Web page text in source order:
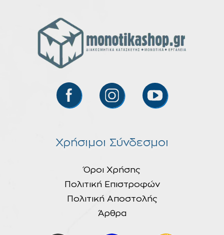
Χρήσιμοι Σύνδεσμοι
Όροι Χρήσης
Πολιτική Επιστροφών
Πολιτική Αποστολής
Άρθρα